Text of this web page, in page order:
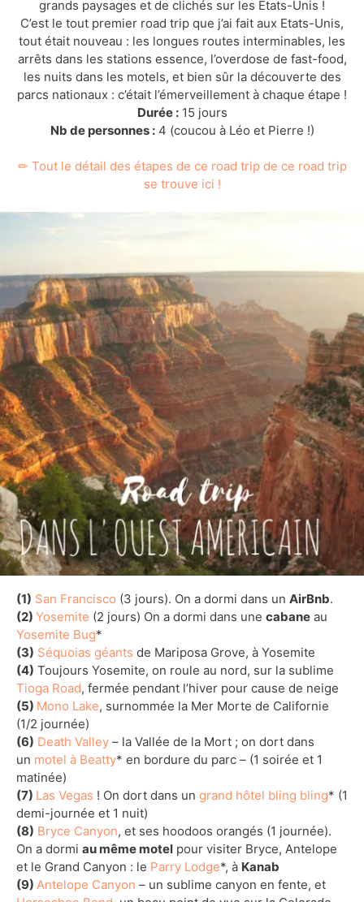
grands paysages et de clichés sur les Etats-Unis !
C’est le tout premier road trip que j’ai fait aux Etats-Unis,
tout était nouveau : les longues routes interminables, les
arrêts dans les stations essence, l’overdose de fast-food,
les nuits dans les motels, et bien sûr la découverte des
parcs nationaux : c’était l’émerveillement à chaque étape !
Durée :15 jours
Nb de personnes :4 (coucou à Léo et Pierre !)
✏ Tout le détail des étapes de ce road trip de ce road trip
se trouve ici !
(1) San Francisco (3 jours). On a dormi dans un AirBnb.
(2) Yosemite (2 jours) On a dormi dans une cabane au
Yosemite Bug*
(3) Séquoias géants de Mariposa Grove, à Yosemite
(4) Toujours Yosemite, on roule au nord, sur la sublime
Tioga Road, fermée pendant l’hiver pour cause de neige
(5) Mono Lake, surnommée la Mer Morte de Californie
(1/2 journée)
(6) Death Valley – la Vallée de la Mort ; on dort dans
un motel à Beatty* en bordure du parc – (1 soirée et 1
matinée)
(7) Las Vegas ! On dort dans un grand hôtel bling bling* (1
demi-journée et 1 nuit)
(8) Bryce Canyon, et ses hoodoos orangés (1 journée).
On a dormi au même motel pour visiter Bryce, Antelope
et le Grand Canyon : le Parry Lodge*, à Kanab
(9) Antelope Canyon – un sublime canyon en fente, et